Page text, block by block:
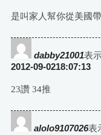
是叫家人幫你從美國
dabby21001表
2012-09-0218:07:13
23讚 34推
alolo9107026表